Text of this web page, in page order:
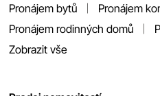
Pronájem bytů
Pronájem
Pronájem rodinných domů
Zobrazit vše